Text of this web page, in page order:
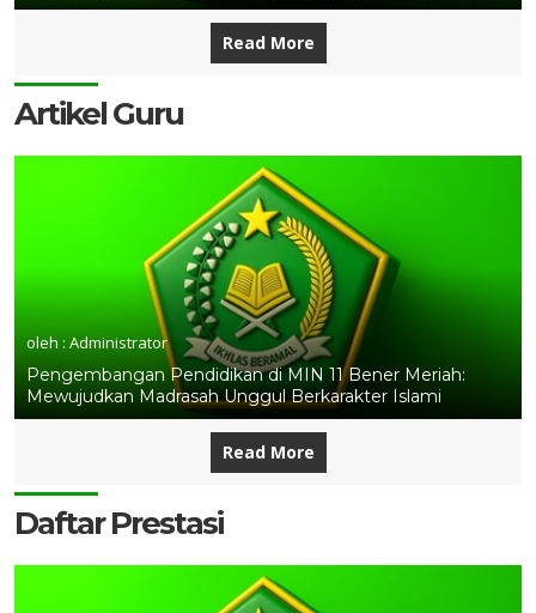
Read More
Artikel Guru
oleh : Administrator
Pengembangan Pendidikan di MIN 11 Bener Meriah:
Mewujudkan Madrasah Unggul Berkarakter Islami
Read More
Daftar Prestasi